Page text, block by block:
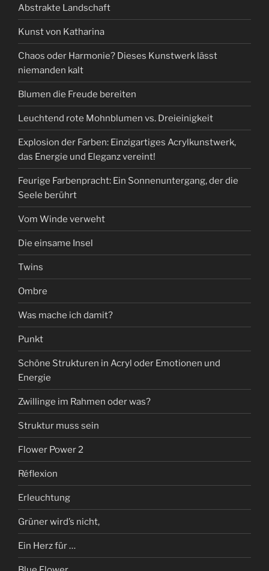
Abstrakte Landschaft
Kunst von Katharina
Chaos oder Harmonie? Dieses Kunstwerk lässt
niemanden kalt
Blumen die Freude bereiten
Leuchtend rote Mohnblumen vs. Dreieinigkeit
Explosion der Farben: Einzigartiges Acrylkunstwerk,
das Energie und Eleganz vereint!
Feurige Farbenpracht: Ein Sonnenuntergang, der die
Seele berührt
Vom Winde verweht
Die einsame Insel
Twins
Ombre
Was mache ich damit?
Punkt
Schöne Strukturen in Acryl oder Emotionen und
Energie
Zwillinge im Rahmen oder was?
Struktur muss sein
Flower Power 2
Réflexion
Erleuchtung
Grüner wird’s nicht,
Ein Herz für …